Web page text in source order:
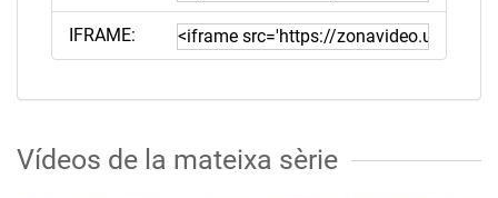
IFRAME:
Vídeos de la mateixa sèrie